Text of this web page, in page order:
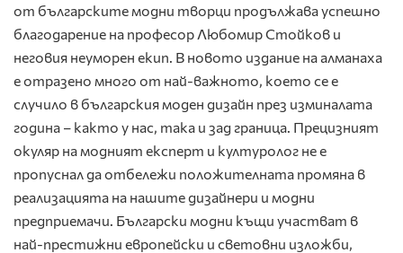
от българските модни творци продължава успешно
благодарение на професор Любомир Стойков и
неговия неуморен екип. В новото издание на алманаха
е отразено много от най-важното, което се е
случило в българския моден дизайн през изминалата
година – както у нас, така и зад граница. Прецизният
окуляр на модният експерт и културолог не е
пропуснал да отбележи положителната промяна в
реализацията на нашите дизайнери и модни
предприемачи. Български модни къщи участват в
най-престижни европейски и световни изложби,